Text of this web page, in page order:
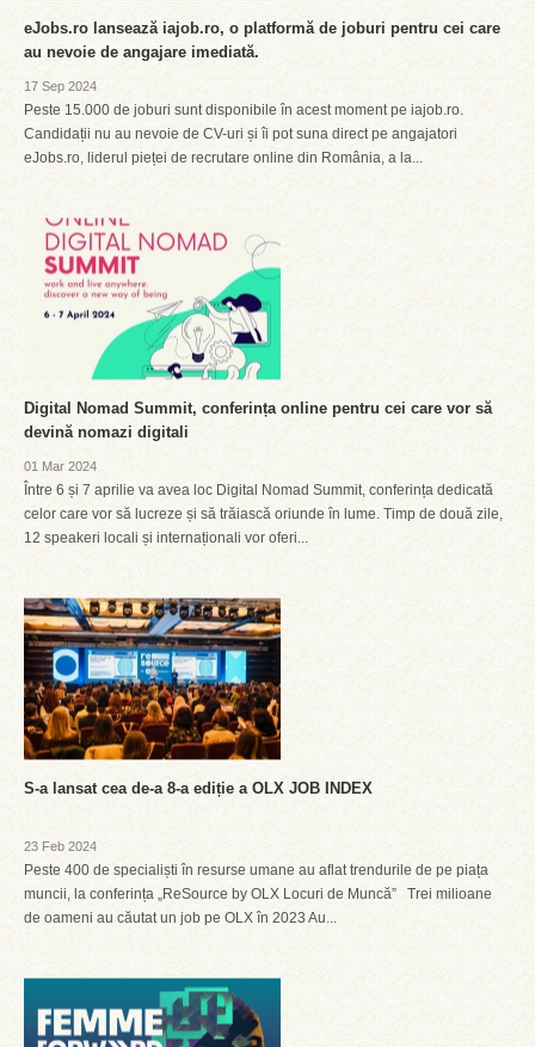
eJobs.ro lansează iajob.ro, o platformă de joburi pentru cei care
au nevoie de angajare imediată.
17 Sep 2024
Peste 15.000 de joburi sunt disponibile în acest moment pe iajob.ro.
Candidații nu au nevoie de CV-uri și îi pot suna direct pe angajatori
eJobs.ro, liderul pieței de recrutare online din România, a la...
Digital Nomad Summit, conferința online pentru cei care vor să
devină nomazi digitali
01 Mar 2024
Între 6 și 7 aprilie va avea loc Digital Nomad Summit, conferința dedicată
celor care vor să lucreze și să trăiască oriunde în lume. Timp de două zile,
12 speakeri locali și internaționali vor oferi...
S-a lansat cea de-a 8-a ediție a OLX JOB INDEX
23 Feb 2024
Peste 400 de specialiști în resurse umane au aflat trendurile de pe piața
muncii, la conferința „ReSource by OLX Locuri de Muncă” Trei milioane
de oameni au căutat un job pe OLX în 2023 Au...